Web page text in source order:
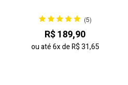
(5)
R$ 189,90
ou até6xdeR$ 31,65